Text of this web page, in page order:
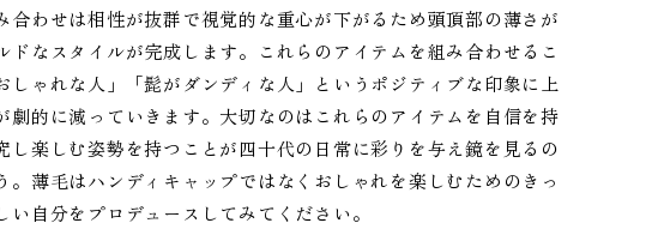
わせは相性が抜群で視覚的な重心が下がるため頭頂部の薄さが
なスタイルが完成します。これらのアイテムを組み合わせるこ
ゃれな人」「髭がダンディな人」というポジティブな印象に上
的に減っていきます。大切なのはこれらのアイテムを自信を持
楽しむ姿勢を持つことが四十代の日常に彩りを与え鏡を見るの
薄毛はハンディキャップではなくおしゃれを楽しむためのきっ
自分をプロデュースしてみてください。